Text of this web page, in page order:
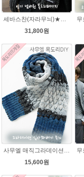
31,800원
사무엘 매직그라데이션 목도리뜨개질 이지프린트 털실 뜨개실
15,600원